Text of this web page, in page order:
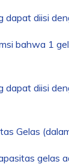
diisi
bahwa 1
diisi
Gelas
gelas